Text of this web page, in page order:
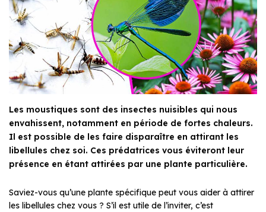
Les moustiques sont des insectes nuisibles qui nous
envahissent, notamment en période de fortes chaleurs.
Il est possible de les faire disparaître en attirant les
libellules chez soi. Ces prédatrices vous éviteront leur
présence en étant attirées par une plante particulière.
Saviez-vous qu’une plante spécifique peut vous aider à attirer
les libellules chez vous ? S’il est utile de l’inviter, c’est